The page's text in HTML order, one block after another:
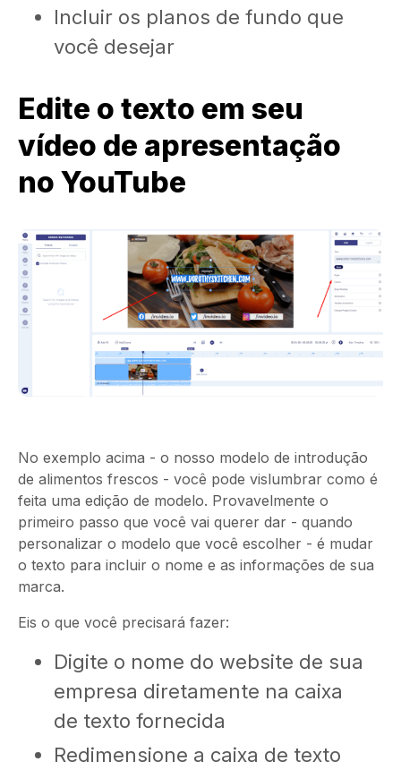
Incluir os planos de fundo que
você desejar
Edite o texto em seu
vídeo de apresentação
no YouTube
No exemplo acima - o nosso modelo de introdução
de alimentos frescos - você pode vislumbrar como é
feita uma edição de modelo. Provavelmente o
primeiro passo que você vai querer dar - quando
personalizar o modelo que você escolher - é mudar
o texto para incluir o nome e as informações de sua
marca.
Eis o que você precisará fazer:
Digite o nome do website de sua
empresa diretamente na caixa
de texto fornecida
Redimensione a caixa de texto